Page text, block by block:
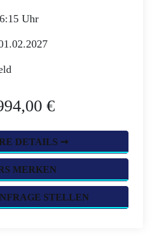
Uhr
€
DETAILS ➞
MERKEN
STELLEN